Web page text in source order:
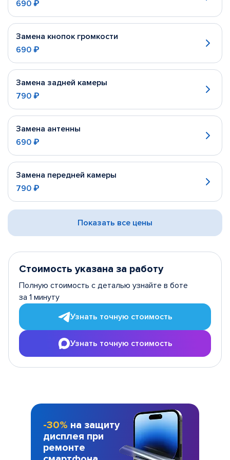
690 ₽
Замена кнопок громкости
690 ₽
Замена задней камеры
790 ₽
Замена антенны
690 ₽
Замена передней камеры
790 ₽
Показать все цены
Стоимость указана за работу
Полную стоимость с деталью узнайте в боте
за 1 минуту
Узнать точную стоимость
Узнать точную стоимость
-30% на защиту
дисплея при
ремонте